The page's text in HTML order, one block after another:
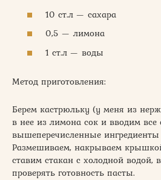
10 ст.л — сахара
0,5 — лимона
1 ст.л — воды
Метод приготовления:
Берем кастрюльку (у меня из
в нее из лимона сок и вводим все
вышеперечисленные
Размешиваем, накрываем
ставим стакан с холодной водой,
проверять готовность пасты.